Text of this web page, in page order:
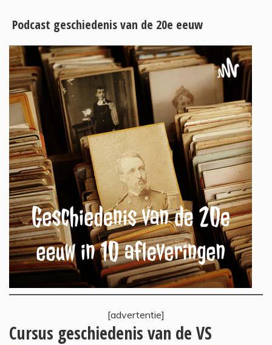
Podcast geschiedenis van de 20e eeuw
[advertentie]
Cursus geschiedenis van de VS